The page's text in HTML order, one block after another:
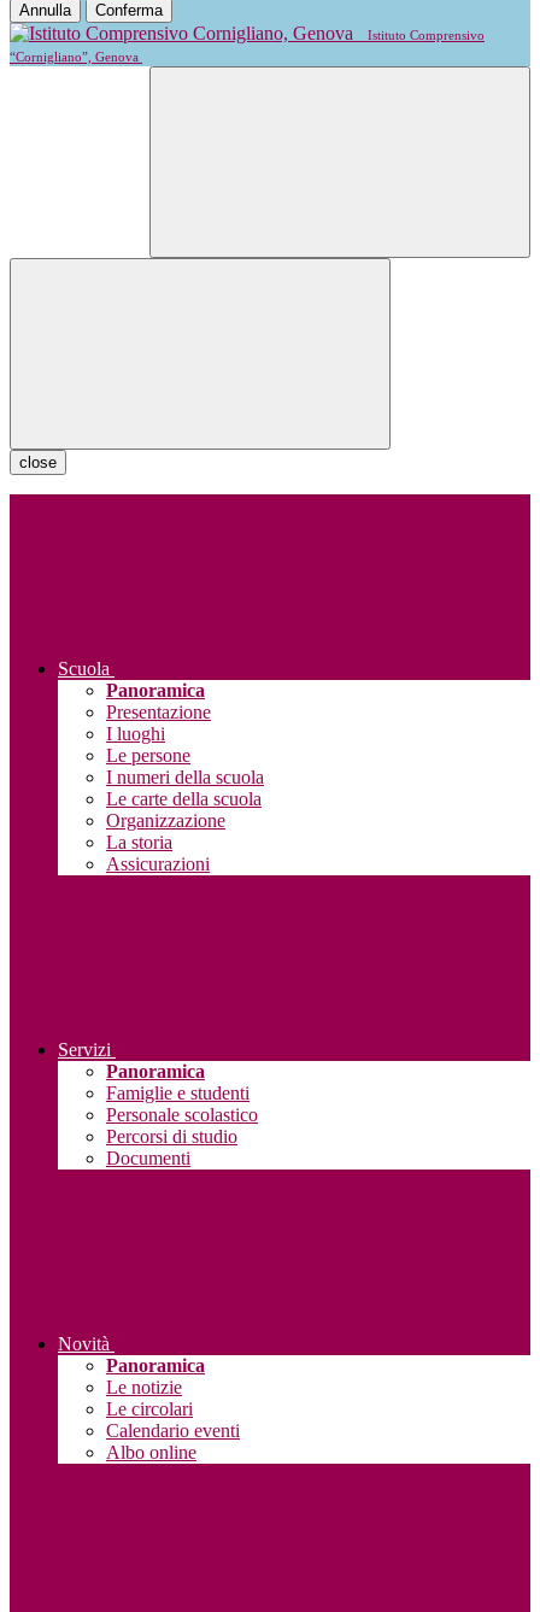
Annulla Conferma
Istituto Comprensivo
“Cornigliano”, Genova
close
Scuola
Panoramica
Presentazione
I luoghi
Le persone
I numeri della scuola
Le carte della scuola
Organizzazione
La storia
Assicurazioni
Servizi
Panoramica
Famiglie e studenti
Personale scolastico
Percorsi di studio
Documenti
Novità
Panoramica
Le notizie
Le circolari
Calendario eventi
Albo online